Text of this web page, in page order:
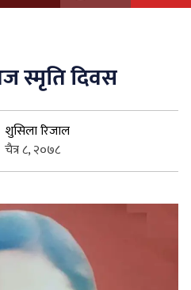
स्मृति दिवस
शुसिला रिजाल
चैत्र ८, २०७८